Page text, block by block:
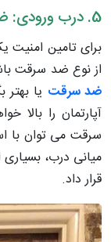
5. درب ورودی: ضد سرقت
برای تامین امنیت
از نوع ضد سرقت
ضد سرقت یا
آپارتمان را بالا
سرقت می توان با
میانی درب،
قرار داد.